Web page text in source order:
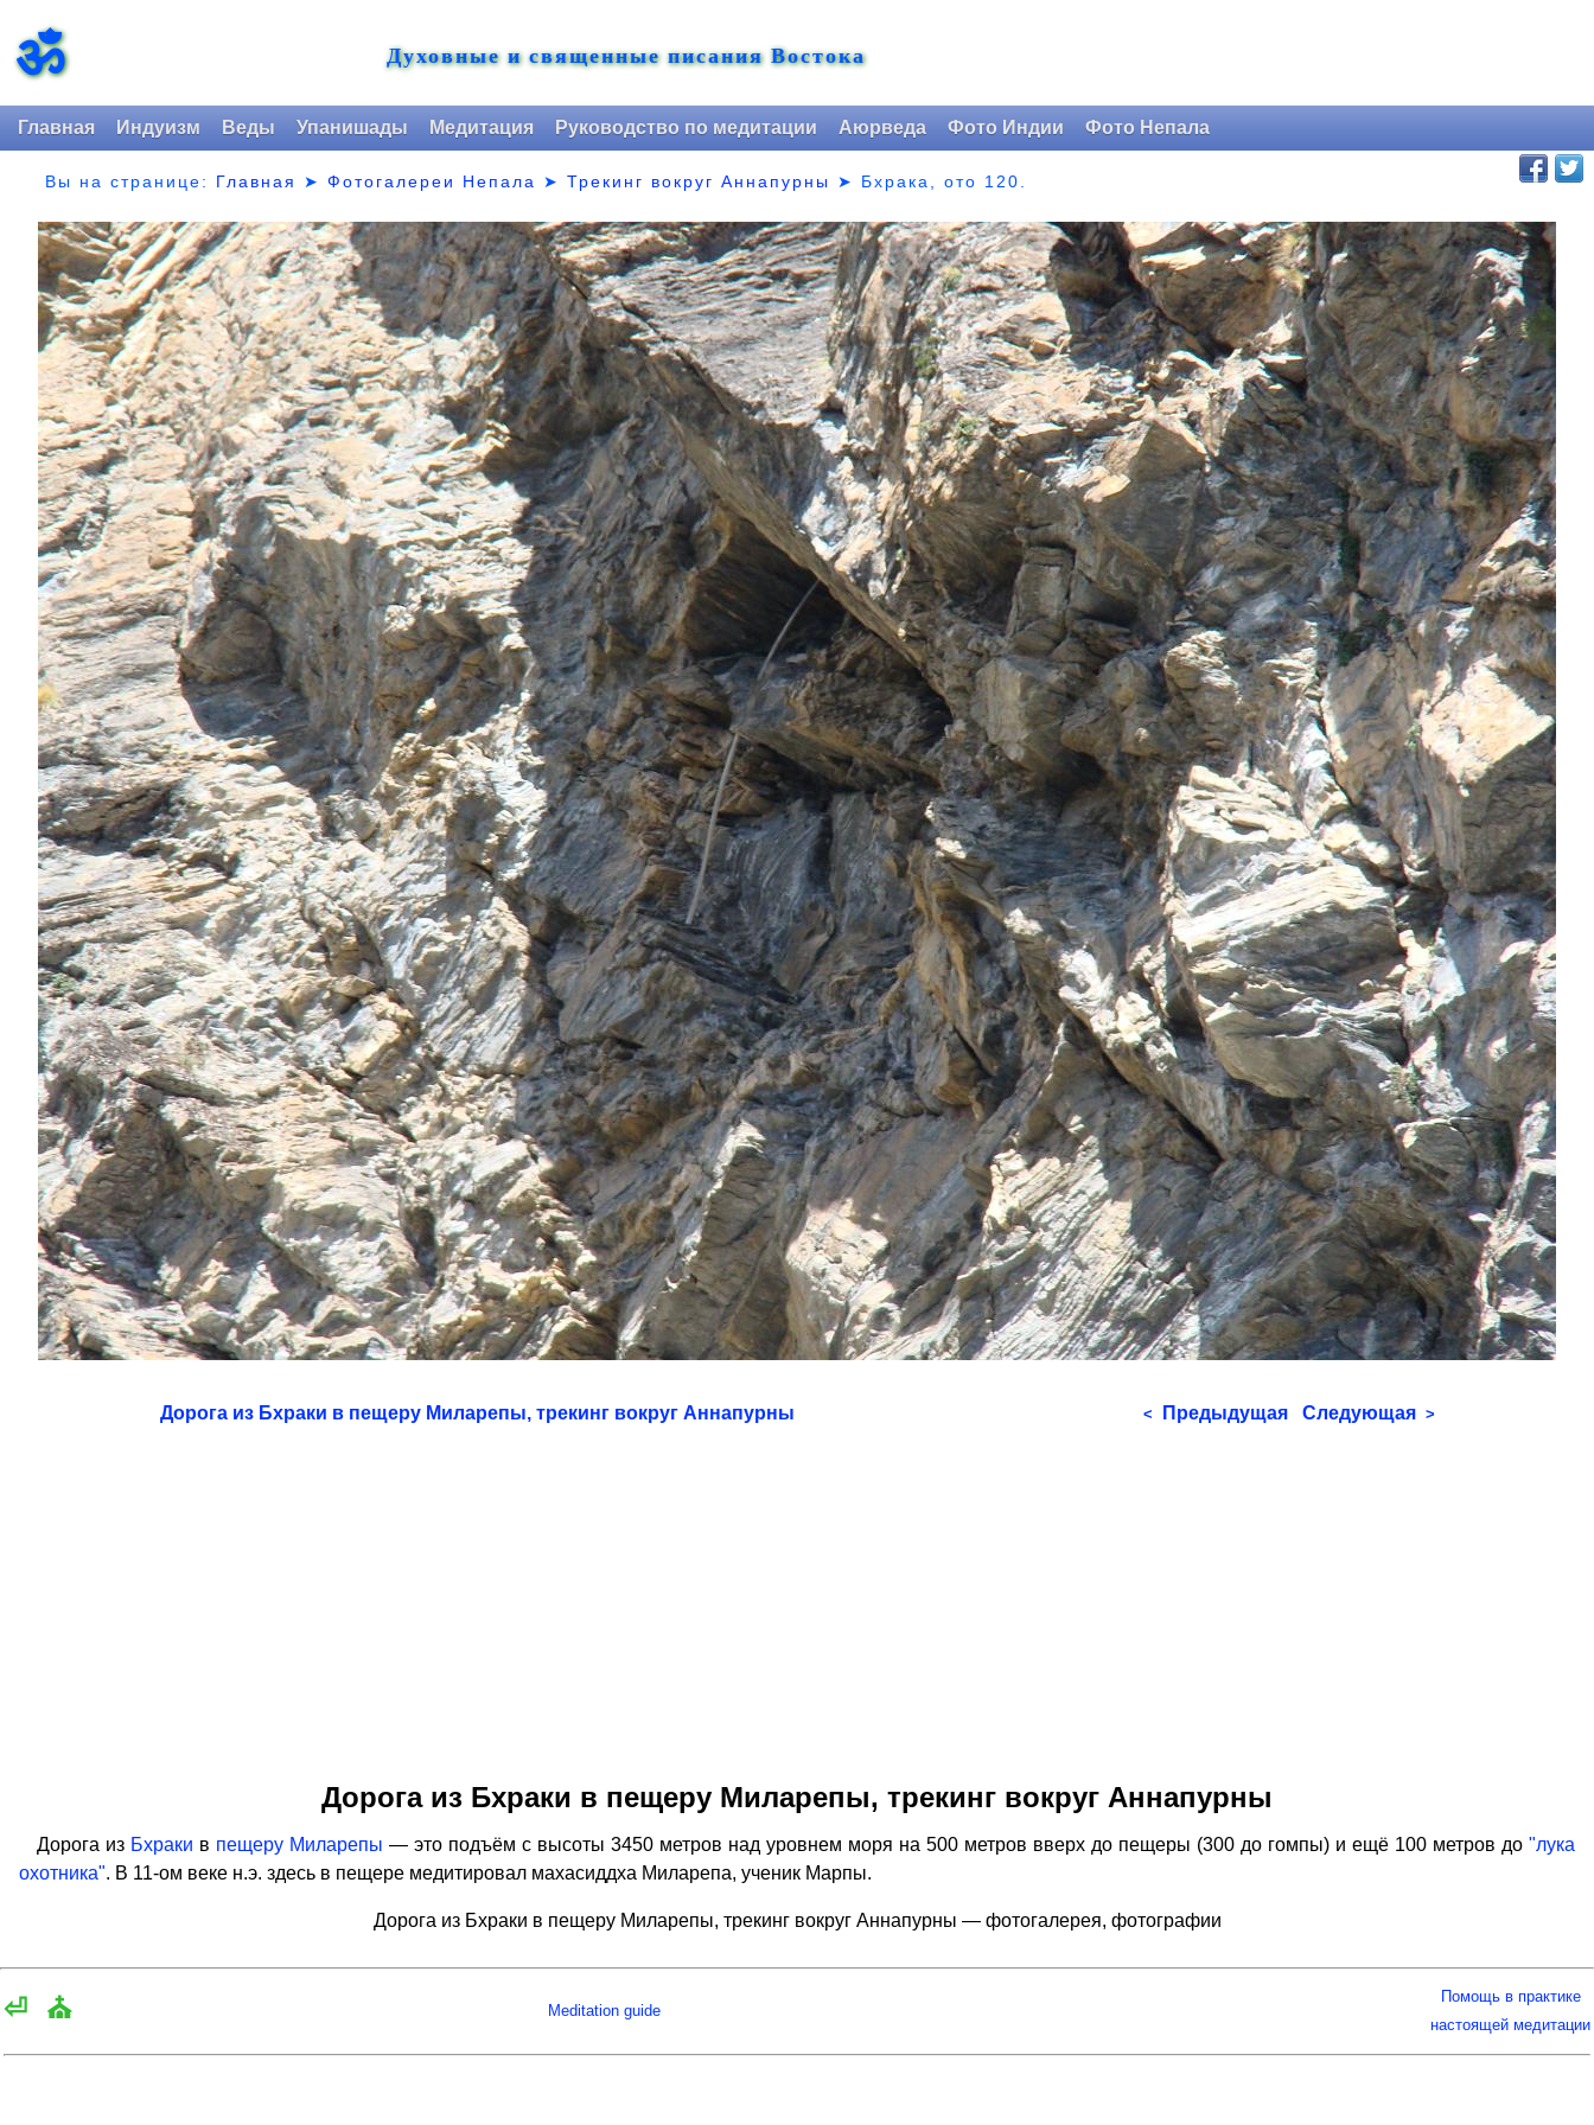
ॐ Духовные и священные писания Востока
Главная Индуизм Веды Упанишады Медитация Руководство по медитации Аюрведа Фото Индии Фото Непала
Вы на странице: Главная ➤Фотогалереи Непала ➤Трекинг вокруг Аннапурны ➤ Бхрака,ото 120.
Дорога из Бхраки в пещеру Миларепы, трекинг вокруг Аннапурны < Предыдущая Следующая >
Дорога из Бхраки в пещеру Миларепы, трекинг вокруг Аннапурны
Дорога из Бхраки в пещеру Миларепы — это подъём с высоты 3450 метров над уровнем моря на 500 метров вверх до пещеры (300 до гомпы) и ещё 100 метров до "лука
охотника". В 11-ом веке н.э. здесь в пещере медитировал махасиддха Миларепа, ученик Марпы.
Дорога из Бхраки в пещеру Миларепы, трекинг вокруг Аннапурны — фотогалерея, фотографии
⏎ ⛪ Meditation guide
Помощь в практике
настоящей медитации